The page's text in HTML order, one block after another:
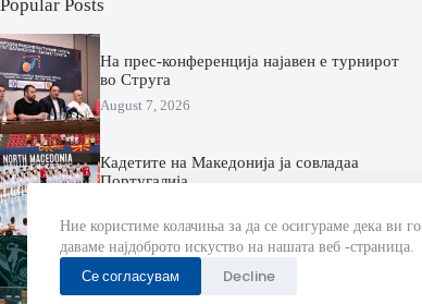
Ние користиме колачиња за да се осигураме дека ви го
даваме најдоброто искуство на нашата веб -страница.
Се согласувам Decline
Popular Posts
На прес-конференција најавен е турнирот
во Струга
August 7, 2026
Кадетите на Македонија ја совладаа
Португалија
Еурофарм Пелистер ги промовираше
новите дресови за новата сезона